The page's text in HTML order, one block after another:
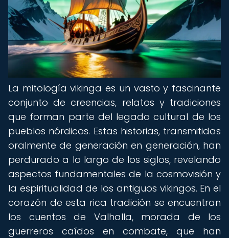
La mitología vikinga es un vasto y fascinante
conjunto de creencias, relatos y tradiciones
que forman parte del legado cultural de los
pueblos nórdicos. Estas historias, transmitidas
oralmente de generación en generación, han
perdurado a lo largo de los siglos, revelando
aspectos fundamentales de la cosmovisión y
la espiritualidad de los antiguos vikingos. En el
corazón de esta rica tradición se encuentran
los cuentos de Valhalla, morada de los
guerreros caídos en combate, que han